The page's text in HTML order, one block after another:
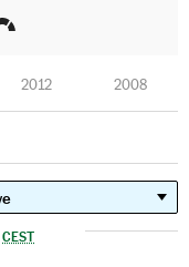
2012 2008
CEST